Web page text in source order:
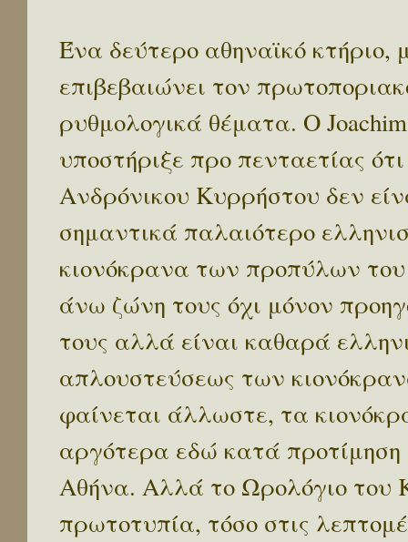
Ένα δεύτερο αθηναϊκό κτήριο,
επιβεβαιώνει τον
ρυθμολογικά θέματα. Ο
υποστήριξε προ πενταετίας
Ανδρόνικου Κυρρήστου δεν
σημαντικά παλαιότερο
κιονόκρανα των προπύλων
άνω ζώνη τους όχι μόνον
τους αλλά είναι καθαρά
απλουστεύσεως των
φαίνεται άλλωστε, τα
αργότερα εδώ κατά προτίμηση
Αθήνα. Αλλά το Ωρολόγιο του
πρωτοτυπία, τόσο στις